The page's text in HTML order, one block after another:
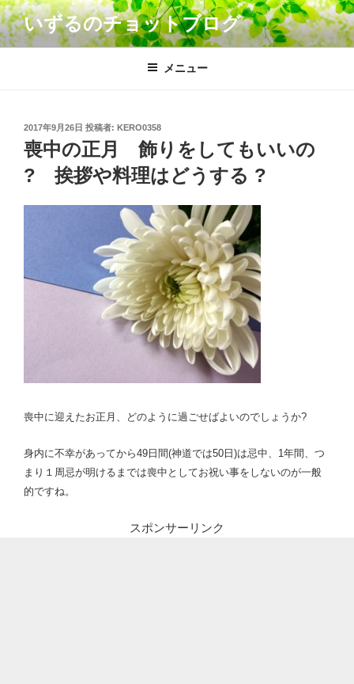
コ
ン
テ
いずるのチョットブログ
メニュー
投
稿
日:
2017年9月26日 投稿者: KERO0358
喪中の正月 飾りをしてもいいの
? 挨拶や料理はどうする ?
喪中に迎えたお正月、どのように過ごせばよいのでしょうか?
身内に不幸があってから49日間(神道では50日)は忌中、1年間、つ
まり１周忌が明けるまでは喪中としてお祝い事をしないのが一般
的ですね。
スポンサーリンク